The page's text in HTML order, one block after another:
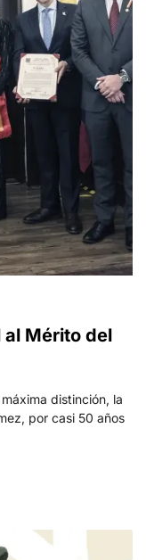
al Mérito del
distinción, la
por casi 50 años